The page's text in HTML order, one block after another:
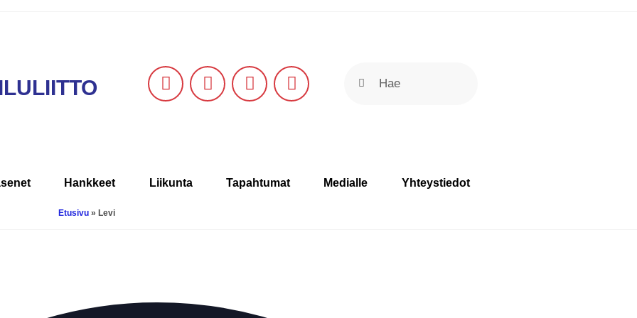
Hankkeet Liikunta Tapahtumat Medialle Yhteystiedot
Etusivu » Levi